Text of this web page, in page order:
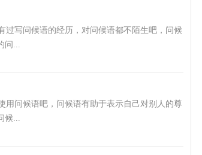
写问候语的经历，对问候语都不陌生吧，问候
问...
问候语吧，问候语有助于表示自己对别人的尊
候...